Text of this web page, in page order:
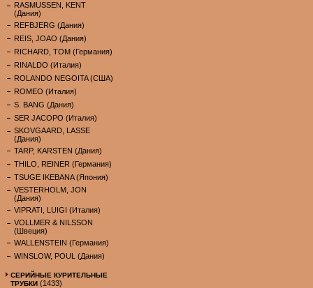
RASMUSSEN, KENT
(Дания)
REFBJERG (Дания)
REIS, JOAO (Дания)
RICHARD, TOM (Германия)
RINALDO (Италия)
ROLANDO NEGOITA (США)
ROMEO (Италия)
S. BANG (Дания)
SER JACOPO (Италия)
SKOVGAARD, LASSE
(Дания)
TARP, KARSTEN (Дания)
THILO, REINER (Германия)
TSUGE IKEBANA (Япония)
VESTERHOLM, JON
(Дания)
VIPRATI, LUIGI (Италия)
VOLLMER & NILSSON
(Швеция)
WALLENSTEIN (Германия)
WINSLOW, POUL (Дания)
СЕРИЙНЫЕ КУРИТЕЛЬНЫЕ
ТРУБКИ (1433)